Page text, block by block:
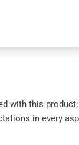
with this
in every